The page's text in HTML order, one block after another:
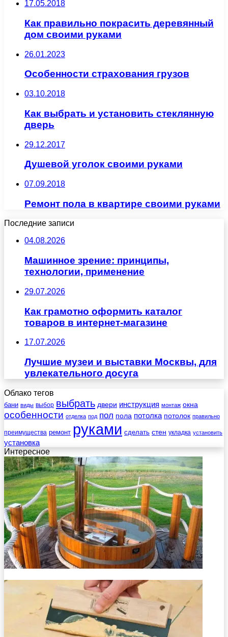
17.05.2018
Как правильно покрасить деревянный
дом своими руками
26.01.2023
Особенности страхования грузов
03.10.2018
Как выбрать и установить стеклянную
дверь
29.12.2017
Душевой уголок своими руками
07.09.2018
Ремонт пола в квартире своими руками
Последние записи
04.08.2026
Машинное зрение: принципы,
технологии, применение
29.07.2026
Как грамотно оформить каталог
товаров в интернет-магазине
17.07.2026
Лучшие музеи и выставки Москвы, для
увлекательного досуга
Облако тегов
бани виды выбор выбрать двери инструкция монтаж окна
особенности отделка под пол пола потолка потолок правильно
преимущества ремонт руками сделать стен укладка установить
установка
Интересное